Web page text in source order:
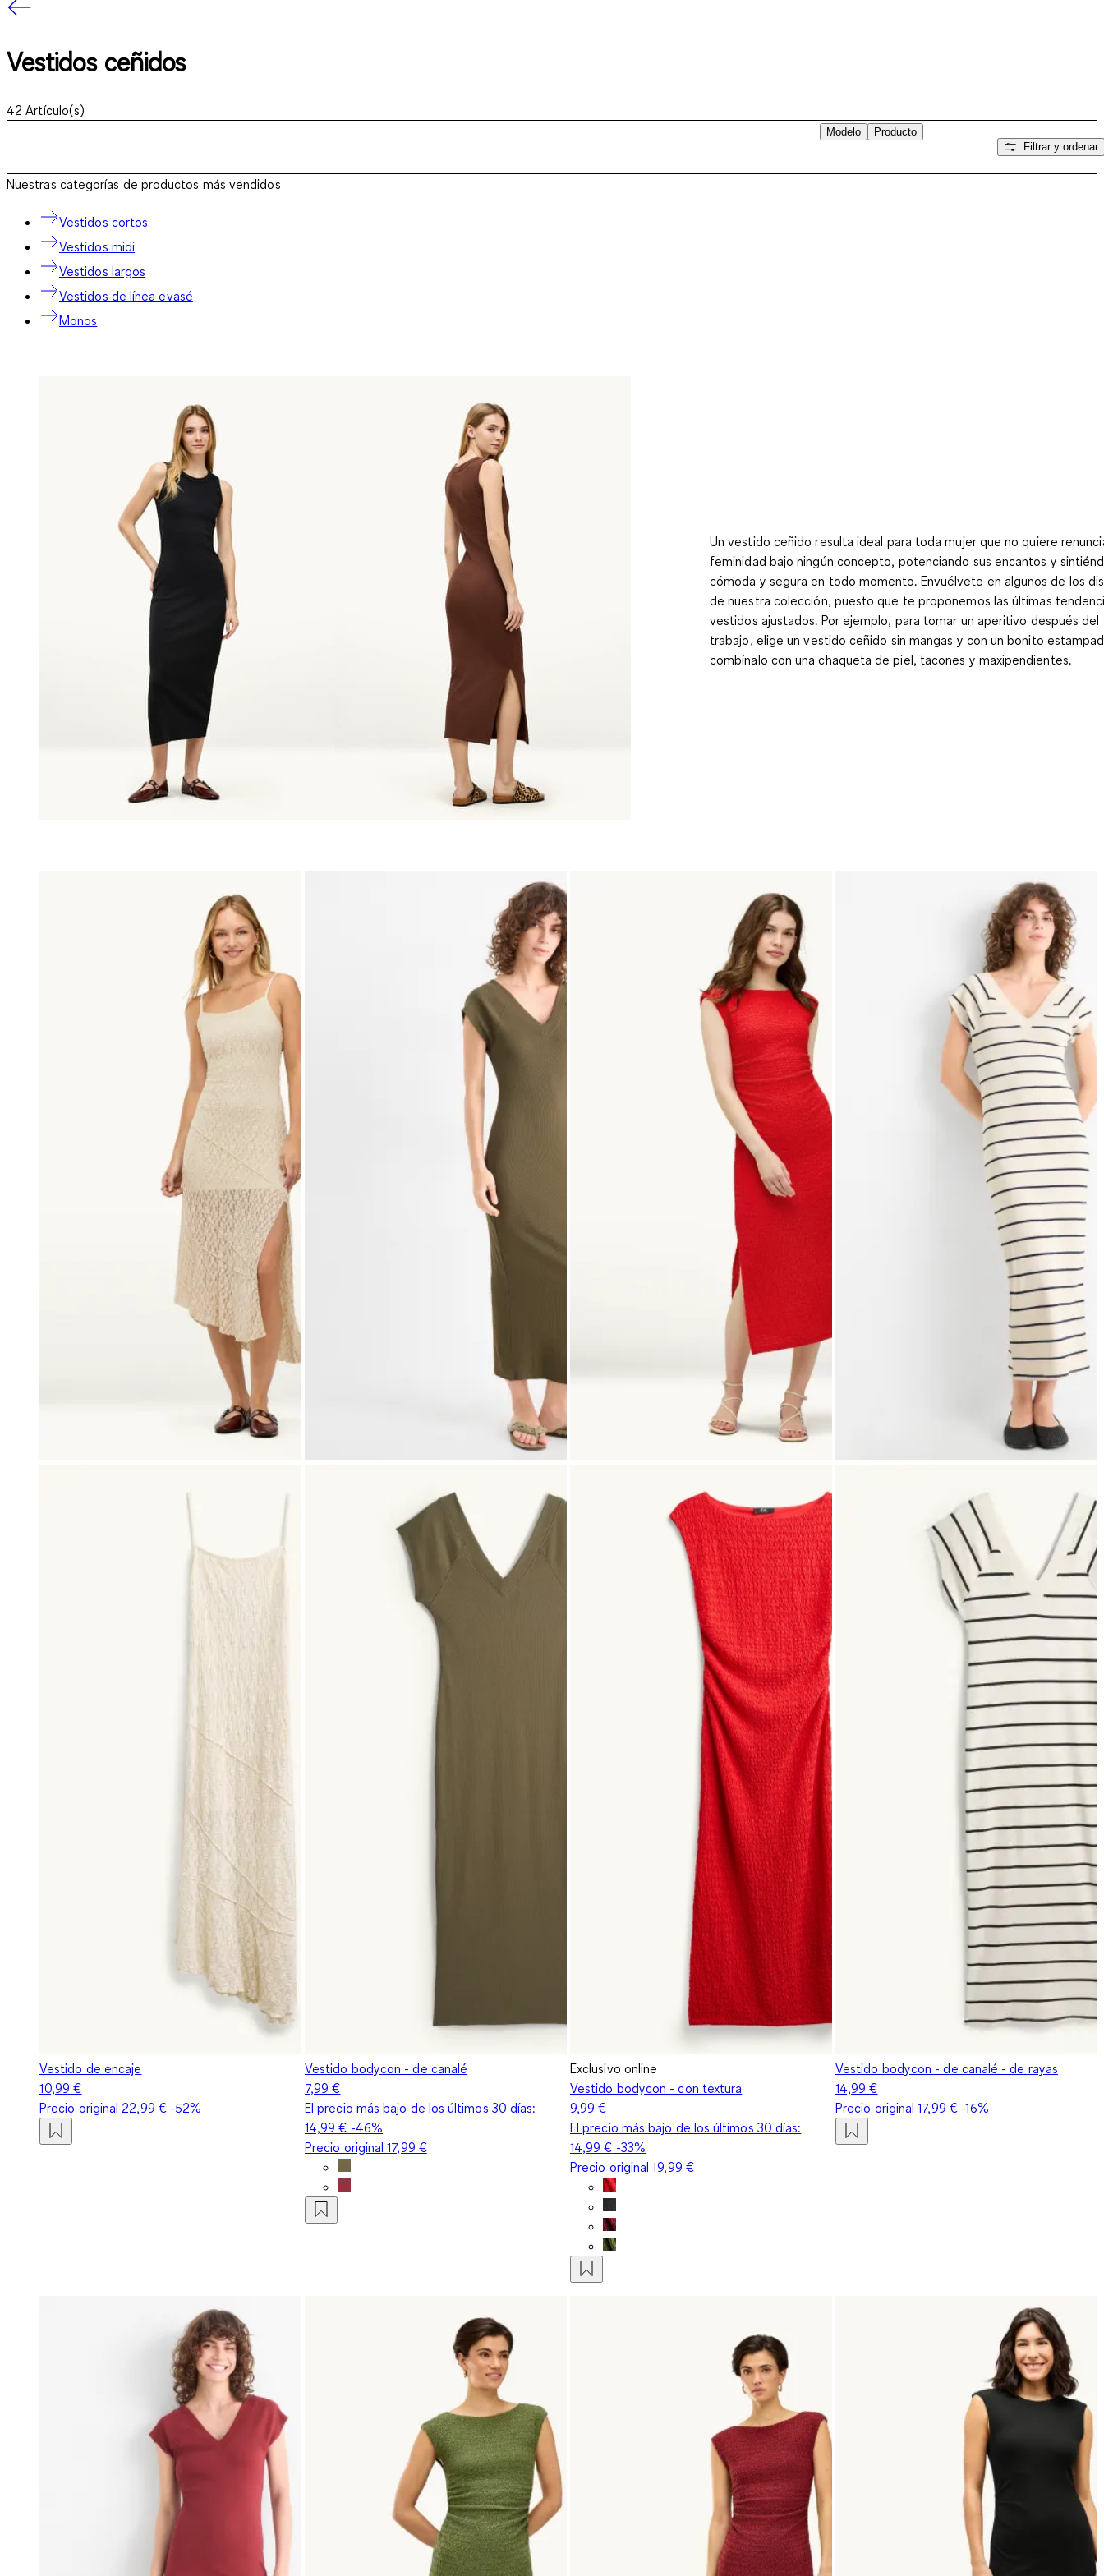
Vestidos ceñidos
42 Artículo(s)
Modelo
Producto
Filtrar y ordenar
Nuestras categorías de productos más vendidos
Vestidos cortos
Vestidos midi
Vestidos largos
Vestidos de línea evasé
Monos
Un vestido ceñido resulta ideal para toda mujer que no quiere
feminidad bajo ningún concepto, potenciando sus encantos y
cómoda y segura en todo momento. Envuélvete en algunos de los
de nuestra colección, puesto que te proponemos las últimas
vestidos ajustados. Por ejemplo, para tomar un aperitivo después del
trabajo, elige un vestido ceñido sin mangas y con un bonito
combínalo con una chaqueta de piel, tacones y maxipendientes.
Vestido de encaje
10,99 €
Precio original 22,99 €-52%
Vestido bodycon - de canalé
7,99 €
El precio más bajo de los últimos 30 días:
14,99 € -46%
Precio original17,99 €
Exclusivo online
Vestido bodycon - con textura
9,99 €
El precio más bajo de los últimos 30 días:
14,99 € -33%
Precio original19,99 €
Vestido bodycon - de canalé - de rayas
14,99 €
Precio original17,99 €-16%